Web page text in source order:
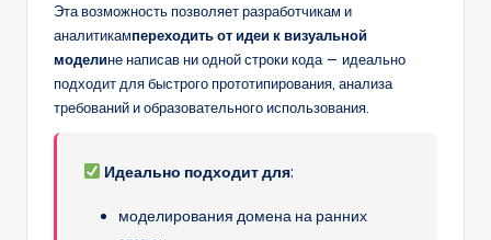
Эта возможность позволяет разработчикам и
аналитикампереходить от идеи к визуальной
моделине написав ни одной строки кода — идеально
подходит для быстрого прототипирования, анализа
требований и образовательного использования.
Идеально подходит для:
моделирования домена на ранних